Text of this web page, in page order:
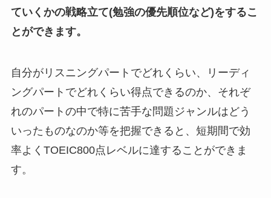
ていくかの戦略立て(勉強の優先順位など)をするこ
とができます。
自分がリスニングパートでどれくらい、リーディ
ングパートでどれくらい得点できるのか、それぞ
れのパートの中で特に苦手な問題ジャンルはどう
いったものなのか等を把握できると、短期間で効
率よくTOEIC800点レベルに達することができま
す。